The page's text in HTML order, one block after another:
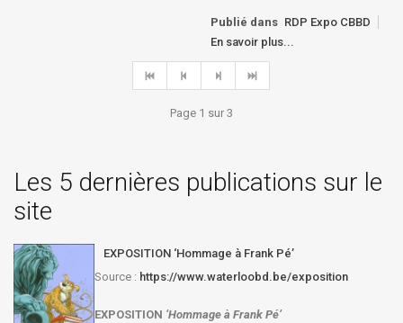
Publié dans RDP Expo CBBD
En savoir plus...
Page 1 sur 3
Les 5 dernières publications sur le
site
EXPOSITION ‘Hommage à Frank Pé’
Source : https://www.waterloobd.be/exposition
EXPOSITION ‘Hommage à Frank Pé’